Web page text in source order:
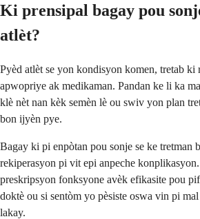
Ki prensipal bagay pou
atlèt?
Pyèd atlèt se yon kondisyon komen, tretab ki
apwopriye ak medikaman. Pandan ke li ka
klè nèt nan kèk semèn lè ou swiv yon plan
bon ijyèn pye.
Bagay ki pi enpòtan pou sonje se ke tretman
rekiperasyon pi vit epi anpeche
preskripsyon fonksyone avèk efikasite pou
doktè ou si sentòm yo pèsiste oswa vin pi mal
lakay.